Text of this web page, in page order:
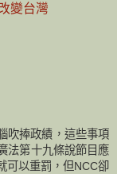
變台灣
吹捧政績，這些事項
法第十九條說節目應
可以重罰，但NCC卻